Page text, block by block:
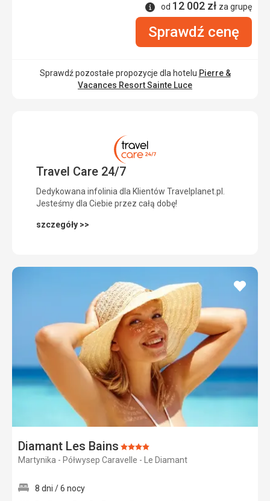
Informacje
od 12 002 zł za grupę
Sprawdź cenę
Sprawdź pozostałe propozycje dla hotelu Pierre &
Vacances Resort Sainte Luce
Travel Care 24/7
Dedykowana infolinia dla Klientów Travelplanet.pl.
Jesteśmy dla Ciebie przez całą dobę!
szczegóły >>
Diamant Les Bains Ocena:
4/5
Martynika - Półwysep Caravelle - Le Diamant
dodaj
8 dni / 6 nocy